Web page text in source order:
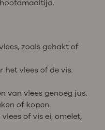
zoals gehakt of
het vlees of de vis.
van vlees genoeg jus.
of kopen.
of vis ei, omelet,